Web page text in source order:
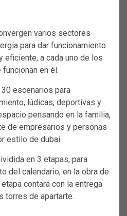
varios sectores
para dar funcionamiento
eficiente, a cada uno de los
en él.
escenarios para
lúdicas, deportivas y
pensando en la familia,
de empresarios y personas
estilo de dubai
en 3 etapas, para
del calendario, en la obra de
contará con la entrega
torres de apartarte.